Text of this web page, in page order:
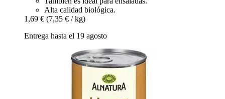
Alta calidad biológica.
1,69 € (7,35 € / kg)
Entrega hasta el 19 agosto